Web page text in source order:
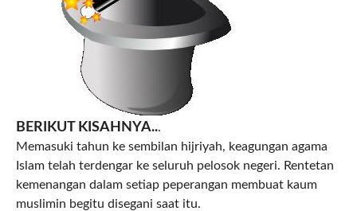
BERIKUT KISAHNYA...
Memasuki tahun ke sembilan hijriyah, keagungan agama
Islam telah terdengar ke seluruh pelosok negeri. Rentetan
kemenangan dalam setiap peperangan membuat kaum
muslimin begitu disegani saat itu.